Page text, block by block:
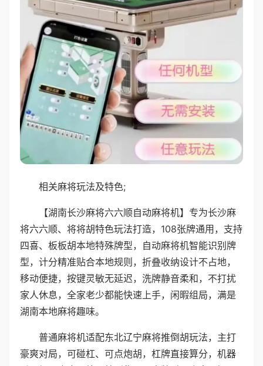
相关麻将玩法及特色;
【湖南长沙麻将六六顺自动麻将机】专为长沙麻
将六六顺、将将胡特色玩法打造，108张牌通用，支持
四喜、板板胡本地特殊牌型，自动麻将机智能识别牌
型，计分精准贴合本地规则，折叠收纳设计不占地，
移动便捷，按键灵敏无延迟，洗牌静音柔和，不打扰
家人休息，全家老少都能快速上手，闲暇组局，满是
湖南本地麻将趣味。
普通麻将机适配东北辽宁麻将推倒胡玩法，主打
豪爽对局，可碰杠、可点炮胡，杠牌直接算分，机器